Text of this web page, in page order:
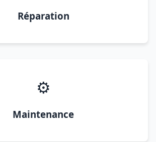
Réparation
⚙️
Maintenance